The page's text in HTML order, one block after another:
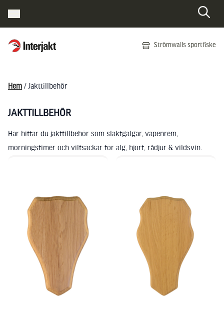
Interjakt SE Strömwalls sportfiske
Hem / Jakttillbehör
JAKTTILLBEHÖR
Här hittar du jakttillbehör som slaktgalgar, vapenrem,
mörningstimer och viltsäckar för älg, hjort, rådjur & vildsvin.